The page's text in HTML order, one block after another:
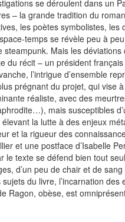
se déroulent dans un
– la grande tradition du
les poètes symbolistes, les
temps se révèle peu à
steampunk. Mais les
du récit – un président
l’intrigue d’ensemble
prégnant du projet, qui vise
réaliste, avec des
mais susceptibles
la lutte à des enjeux
et la rigueur des
et une postface d’Isabelle
le texte se défend bien tout
d’un peu de chair et de
du livre, l’incarnation
Ragon, obèse, est